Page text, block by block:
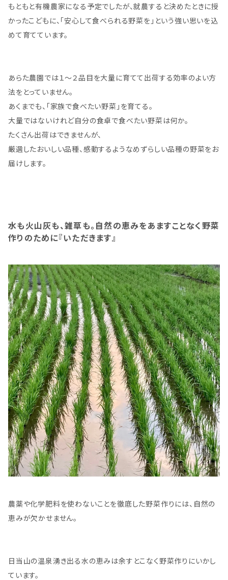
もともと有機農家になる予定でしたが、就農すると決めたときに授
かったこどもに、「安心して食べられる野菜を」という強い思いを込
めて育てています。
あらた農園では１～２品目を大量に育てて出荷する効率のよい方
法をとっていません。
あくまでも、「家族で食べたい野菜」を育てる。
大量ではないけれど自分の食卓で食べたい野菜は何か。
たくさん出荷はできませんが、
厳選したおいしい品種、感動するようなめずらしい品種の野菜をお
届けします。
水も火山灰も、雑草も。自然の恵みをあますことなく野菜
作りのために『いただきます』
農薬や化学肥料を使わないことを徹底した野菜作りには、自然の
恵みが欠かせません。
日当山の温泉湧き出る水の恵みは余すとこなく野菜作りにいかし
ています。